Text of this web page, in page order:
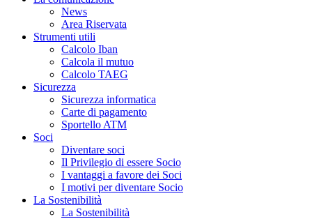
News
Area Riservata
Strumenti utili
Calcolo Iban
Calcola il mutuo
Calcolo TAEG
Sicurezza
Sicurezza informatica
Carte di pagamento
Sportello ATM
Soci
Diventare soci
Il Privilegio di essere Socio
I vantaggi a favore dei Soci
I motivi per diventare Socio
La Sostenibilità
La Sostenibilità